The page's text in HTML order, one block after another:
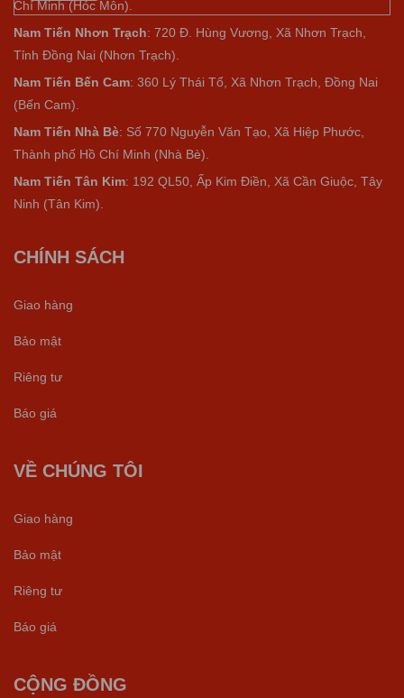
Chí Minh (Hóc Môn).
Nam Tiến Nhơn Trạch: 720 Đ. Hùng Vương, Xã Nhơn Trạch,
Tỉnh Đồng Nai (Nhơn Trạch).
Nam Tiến Bến Cam: 360 Lý Thái Tổ, Xã Nhơn Trạch, Đồng Nai
(Bến Cam).
Nam Tiến Nhà Bè: Số 770 Nguyễn Văn Tạo, Xã Hiệp Phước,
Thành phố Hồ Chí Minh (Nhà Bè).
Nam Tiến Tân Kim: 192 QL50, Ấp Kim Điền, Xã Cần Giuộc, Tây
Ninh (Tân Kim).
CHÍNH SÁCH
Giao hàng
Bảo mật
Riêng tư
Báo giá
VỀ CHÚNG TÔI
Giao hàng
Bảo mật
Riêng tư
Báo giá
CỘNG ĐỒNG